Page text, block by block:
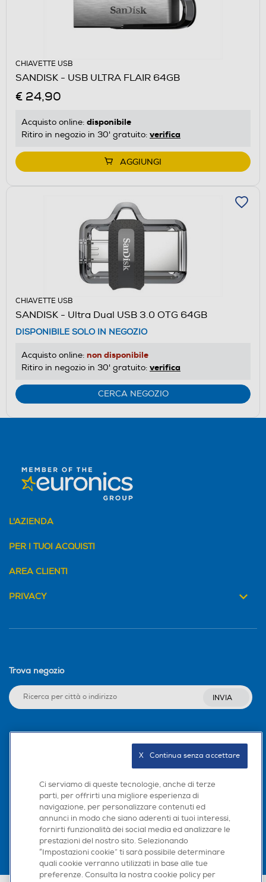
CHIAVETTE USB
SANDISK - USB ULTRA FLAIR 64GB
€ 24,90
Acquisto online: disponibile
Ritiro in negozio in 30' gratuito: verifica
AGGIUNGI
CHIAVETTE USB
SANDISK - Ultra Dual USB 3.0 OTG 64GB
DISPONIBILE SOLO IN NEGOZIO
Acquisto online: non disponibile
Ritiro in negozio in 30' gratuito: verifica
CERCA NEGOZIO
L'AZIENDA
PER I TUOI ACQUISTI
AREA CLIENTI
PRIVACY
Trova negozio
INVIA
Scarica la nostra app
Ci serviamo di queste tecnologie, anche di terze
parti, per offrirti una migliore esperienza di
navigazione, per personalizzare contenuti ed
annunci in modo che siano aderenti ai tuoi interessi,
fornirti funzionalità dei social media ed analizzare le
prestazioni del nostro sito. Selezionando
“Impostazioni cookie” ti sarà possibile determinare
quali cookie verranno utilizzati in base alle tue
preferenze. Consulta la nostra cookie policy per
X   Continua senza accettare